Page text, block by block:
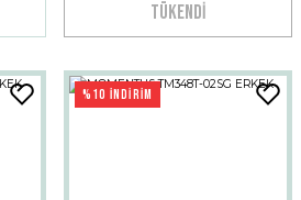
TÜKENDİ
%10 İNDİRİM